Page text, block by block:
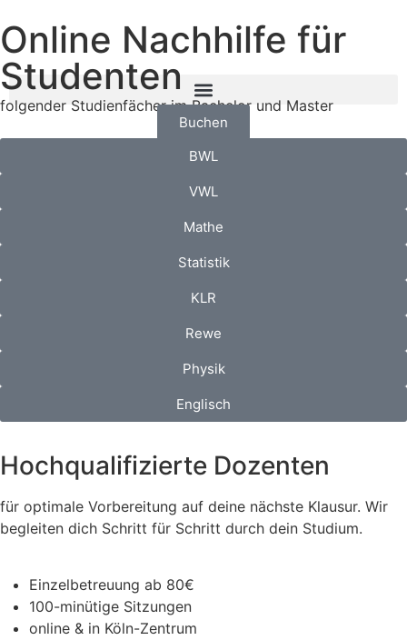
Buchen
Online Nachhilfe für
Studenten
folgender Studienfächer im Bachelor und Master
BWL
VWL
Mathe
Statistik
KLR
Rewe
Physik
Englisch
Hochqualifizierte Dozenten
für optimale Vorbereitung auf deine nächste Klausur. Wir
begleiten dich Schritt für Schritt durch dein Studium.
Einzelbetreuung ab 80€
100-minütige Sitzungen
online & in Köln-Zentrum